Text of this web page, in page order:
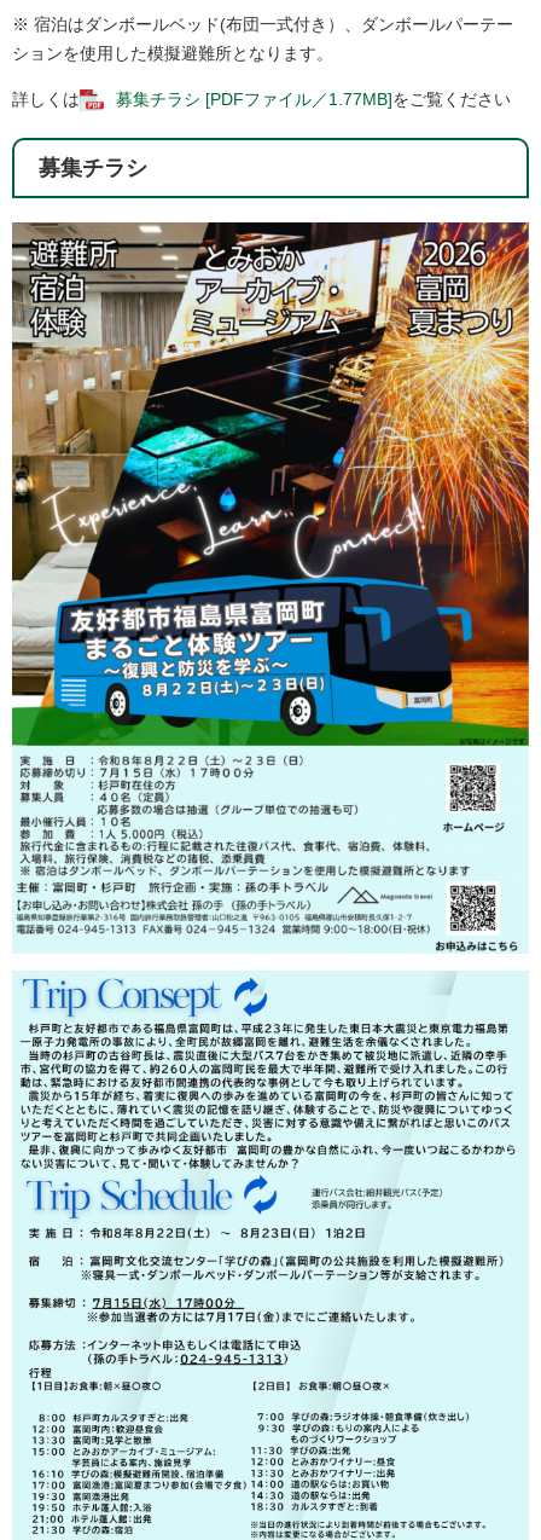
※ 宿泊はダンボールベッド(布団一式付き）、ダンボールパーテー
ションを使用した模擬避難所となります。
詳しくは 募集チラシ [PDFファイル／1.77MB]をご覧ください
募集チラシ